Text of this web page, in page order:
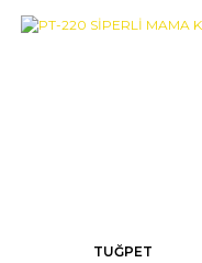
TUĞPET